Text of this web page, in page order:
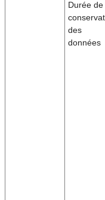
Durée de
des
données